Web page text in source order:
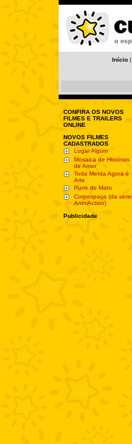
Início |
CONFIRA OS NOVOS
FILMES E TRAILERS
ONLINE
NOVOS FILMES
CADASTRADOS
Lugar Algum
Mosaica de Histórias
de Amor
Toda Merda Agora é
Arte
Punk do Mato
Corpespaço (da série
AnimAction)
Publicidade